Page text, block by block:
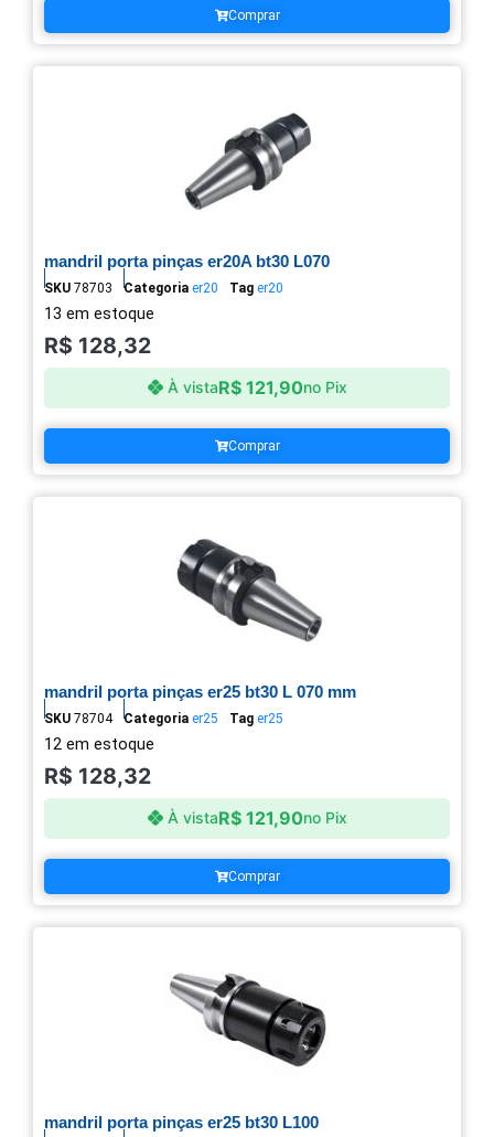
Comprar
mandril porta pinças er20A bt30 L070
SKU 78703 Categoria er20 Tag er20
13 em estoque
R$ 128,32
À vistaR$121,90no Pix
Comprar
mandril porta pinças er25 bt30 L 070 mm
SKU 78704 Categoria er25 Tag er25
12 em estoque
R$ 128,32
À vistaR$121,90no Pix
Comprar
mandril porta pinças er25 bt30 L100